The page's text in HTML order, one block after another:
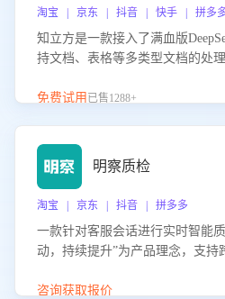
淘宝 | 京东 | 抖音 | 快手 | 拼多
知立方是一款接入了满血版
持文档、表格等多类型文档的处
识支持，帮助用户高效管理和利
免费试用 已售1288+
明察质检
淘宝 | 京东 | 抖音 | 拼多多
一款针对客服会话进行实时智能
动，持续提升”为产品理念，支持
升客服团队的销服能力。
咨询获取报价